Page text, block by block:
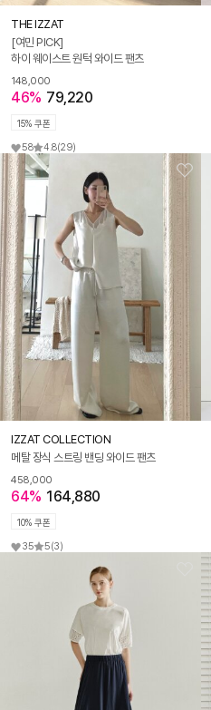
THE IZZAT
[여민 PICK]
하이 웨이스트 원턱 와이드 팬츠
148,000
46% 79,220
15% 쿠폰
58 4.8(29)
IZZAT COLLECTION
메탈 장식 스트링 밴딩 와이드 팬츠
458,000
64% 164,880
10% 쿠폰
35 5(3)